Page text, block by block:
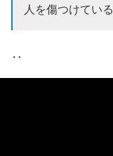
人を傷つけている
‥